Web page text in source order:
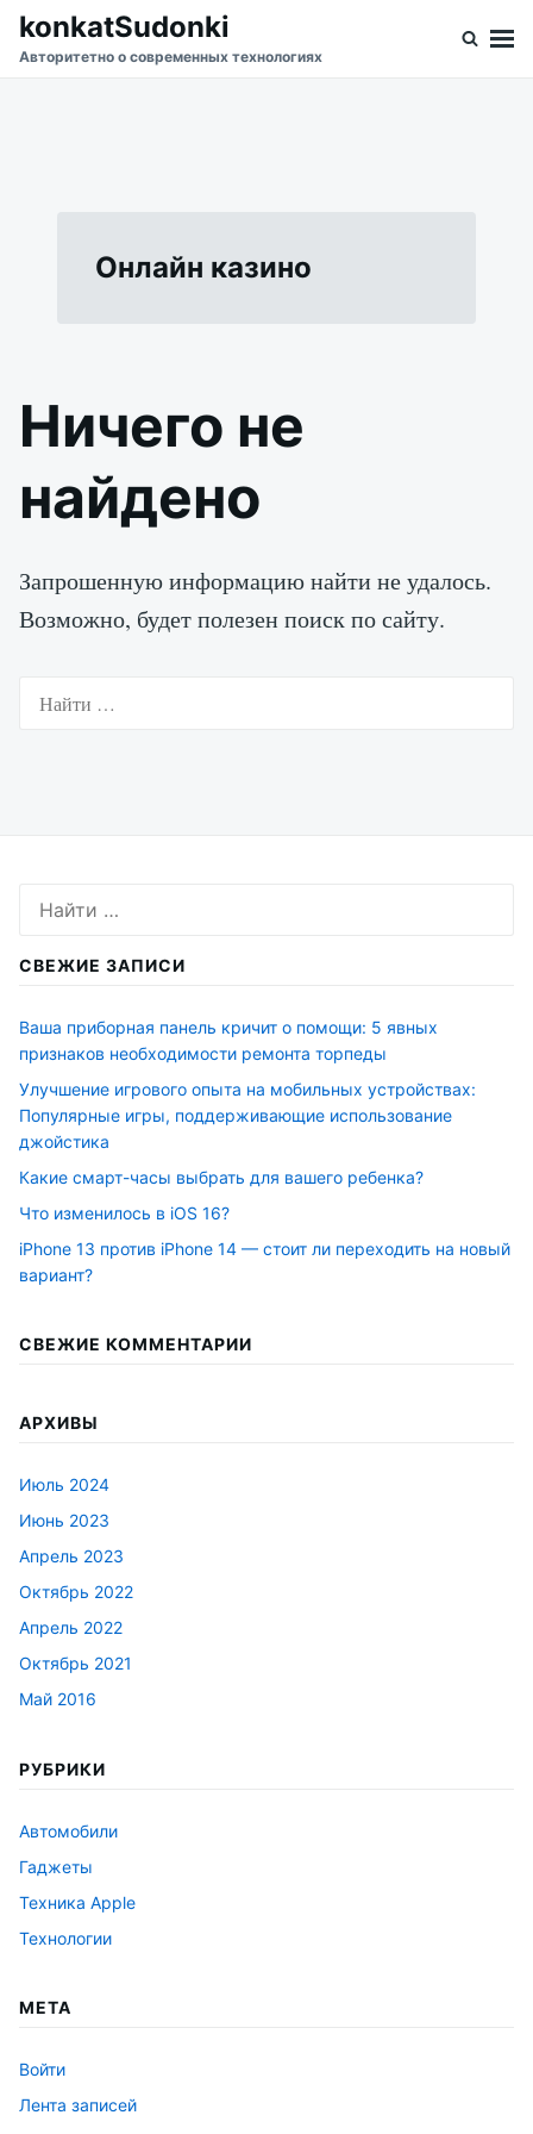
Перейти
Искать:
konkatSudonki
Авторитетно о современных технологиях
Онлайн казино
Ничего не
найдено
Запрошенную информацию найти не удалось.
Возможно, будет полезен поиск по сайту.
Искать:
СВЕЖИЕ ЗАПИСИ
Ваша приборная панель кричит о помощи: 5 явных
признаков необходимости ремонта торпеды
Улучшение игрового опыта на мобильных устройствах:
Популярные игры, поддерживающие использование
джойстика
Какие смарт-часы выбрать для вашего ребенка?
Что изменилось в iOS 16?
iPhone 13 против iPhone 14 — стоит ли переходить на новый
вариант?
СВЕЖИЕ КОММЕНТАРИИ
АРХИВЫ
Июль 2024
Июнь 2023
Апрель 2023
Октябрь 2022
Апрель 2022
Октябрь 2021
Май 2016
РУБРИКИ
Автомобили
Гаджеты
Техника Apple
Технологии
МЕТА
Войти
Лента записей